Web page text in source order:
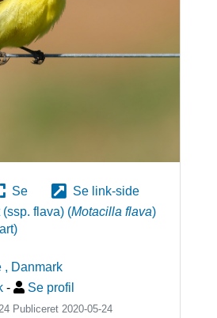
Se
Se link-side
flava) (Motacilla flava)
)
, Danmark
- Se profil
Publiceret 2020-05-24